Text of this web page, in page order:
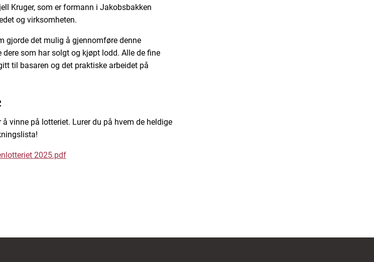
Kruger, som er formann i Jakobsbakken
og virksomheten.
gjorde det mulig å gjennomføre denne
som har solgt og kjøpt lodd. Alle de fine
til basaren og det praktiske arbeidet på
vinne på lotteriet. Lurer du på hvem de heldige
2025.pdf